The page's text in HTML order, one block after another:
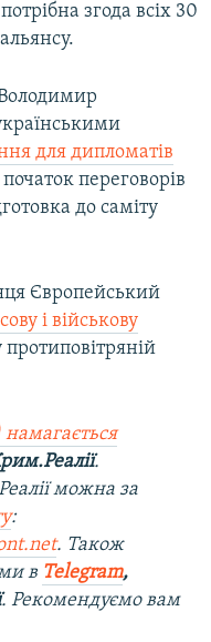
згода всіх 30
для дипломатів
переговорів
до саміту
Європейський
і військову
.
можна за
:
. Також
в Telegram,
. Рекомендуємо вам